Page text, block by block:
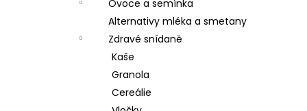
Ovoce a semínka
Alternativy mléka a smetany
Zdravé snídaně
Kaše
Granola
Cereálie